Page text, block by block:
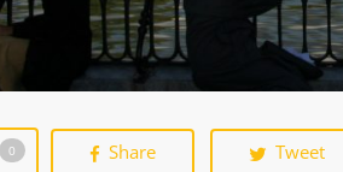
0 Share Tweet